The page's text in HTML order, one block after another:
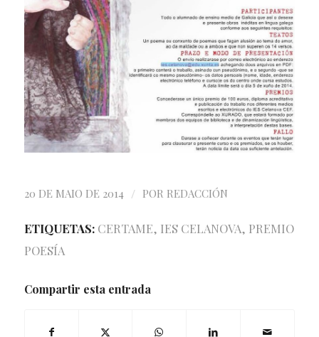
20 DE MAIO DE 2014 / POR REDACCIÓN
ETIQUETAS: CERTAME, IES CELANOVA, PREMIO
POESÍA
Compartir esta entrada